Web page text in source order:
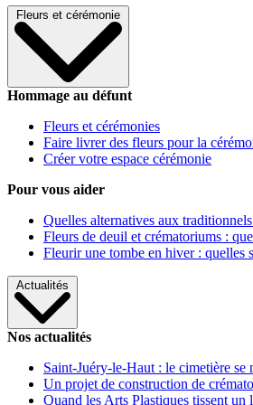
Fleurs et cérémonie
Hommage au défunt
Fleurs et cérémonies
Faire livrer des fleurs pour la
Créer votre espace cérémonie
Pour vous aider
Quelles alternatives aux
Fleurs de deuil et crématoriums :
Fleurir une tombe en hiver : quelles
Actualités
Nos actualités
Saint-Juéry-le-Haut : le cimetière se
Un projet de construction de
Quand les Arts Plastiques tissent un